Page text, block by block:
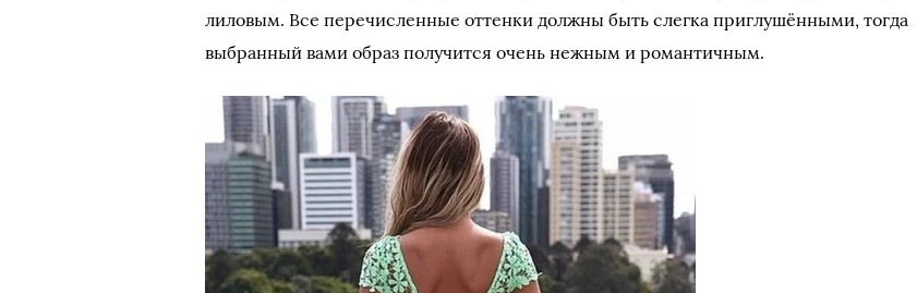
лиловым. Все перечисленные оттенки должны быть слегка приглушёнными, тогда
выбранный вами образ получится очень нежным и романтичным.